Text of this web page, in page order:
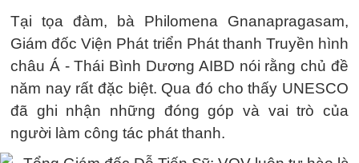
Tại tọa đàm, bà Philomena Gnanapragasam,
Giám đốc Viện Phát triển Phát thanh Truyền hình
châu Á - Thái Bình Dương AIBD nói rằng chủ đề
năm nay rất đặc biệt. Qua đó cho thấy UNESCO
đã ghi nhận những đóng góp và vai trò của
người làm công tác phát thanh.